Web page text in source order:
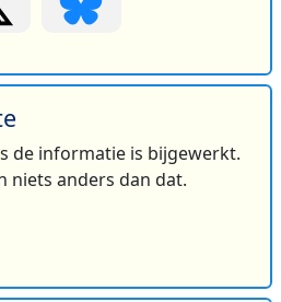
de informatie is bijgewerkt.
niets anders dan dat.